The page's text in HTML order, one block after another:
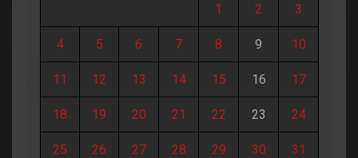
1 2 3
4 5 6 7 8 9 10
11 12 13 14 15 16 17
18 19 20 21 22 23 24
25 26 27 28 29 30 31